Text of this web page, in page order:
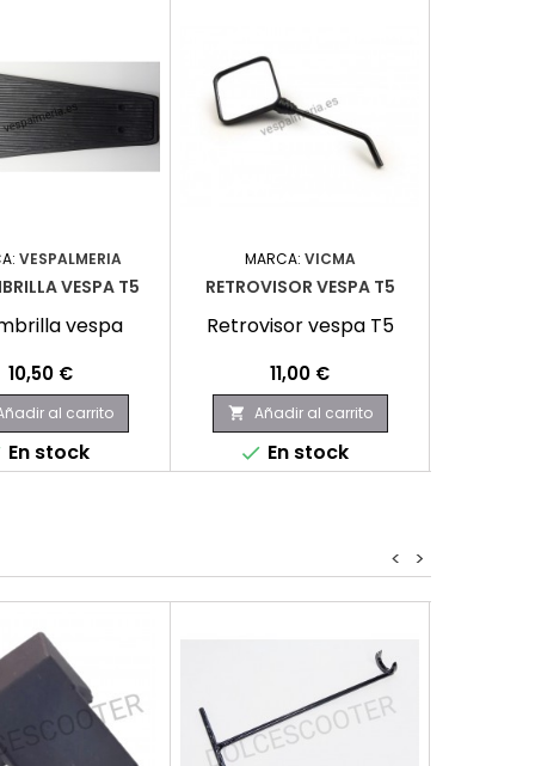
VESPALMERIA
VESPA T5
vespa
Precio
10,50 €
al carrito
En stock
MARCA: VICMA
RETROVISOR VESPA T5
Retrovisor vespa T5
Precio
11,00 €
 Añadir al carrito
 En stock
>
<